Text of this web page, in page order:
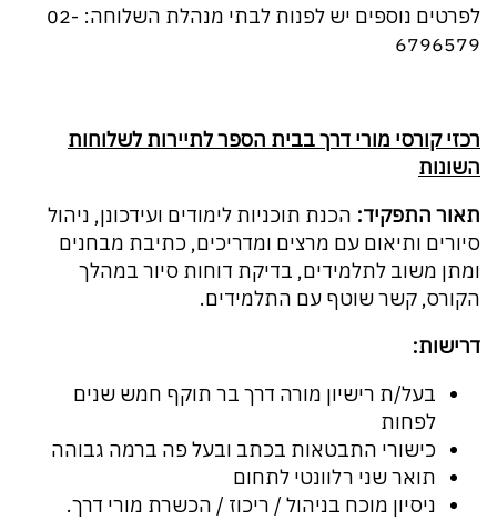
לפרטים נוספים יש לפנות לבתי מנהלת השלוחה: 02-
6796579
רכזי קורסי מורי דרך בבית הספר לתיירות לשלוחות
השונות
תאור התפקיד: הכנת תוכניות לימודים ועידכונן, ניהול
סיורים ותיאום עם מרצים ומדריכים, כתיבת מבחנים
ומתן משוב לתלמידים, בדיקת דוחות סיור במהלך
הקורס, קשר שוטף עם התלמידים.
דרישות:
בעל/ת רישיון מורה דרך בר תוקף חמש שנים
לפחות
כישורי התבטאות בכתב ובעל פה ברמה גבוהה
תואר שני רלוונטי לתחום
ניסיון מוכח בניהול / ריכוז / הכשרת מורי דרך.